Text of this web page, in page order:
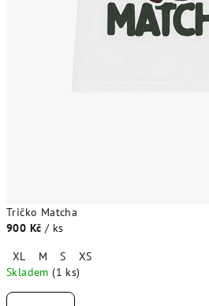
Tričko Matcha
900 Kč / ks
XL
M S
XS
Skladem(1 ks)